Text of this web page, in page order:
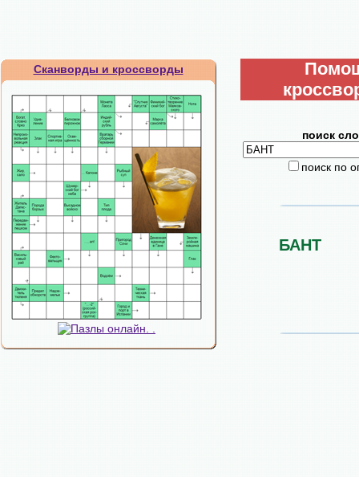
Сканворды и кроссворды
поиск
поиск по
БАНТ